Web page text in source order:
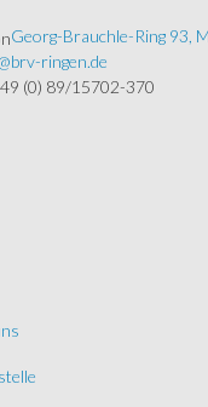
Georg-Brauchle-Ring 93,
ringen.de
(0) 89/15702-370